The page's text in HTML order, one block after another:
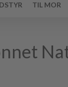
TIL MOR